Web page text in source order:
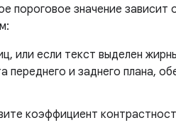
пороговое значение
или если текст выделен
переднего и заднего плана,
коэффициент